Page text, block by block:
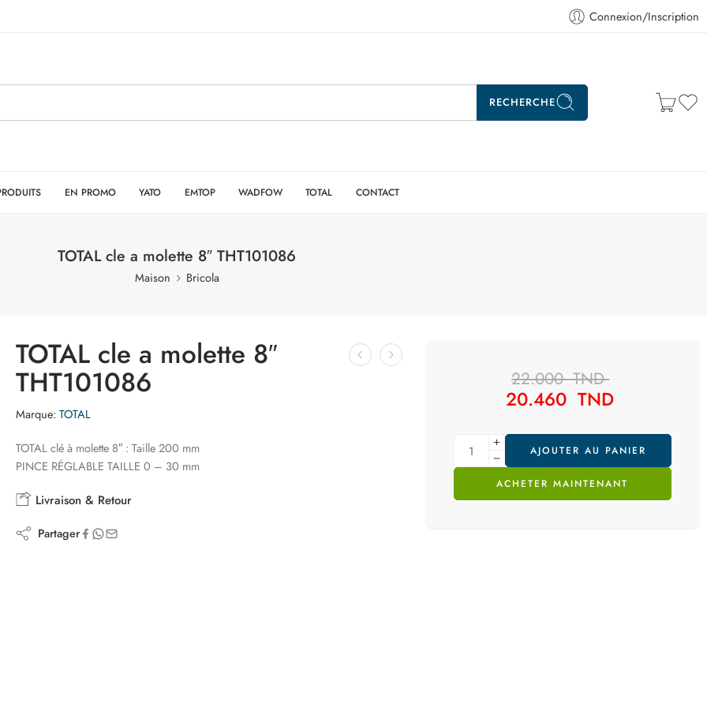
Connexion/Inscription
RECHERCHE
EN PROMO YATO EMTOP WADFOW TOTAL CONTACT
TOTAL cle a molette 8″ THT101086
Maison Bricola
TOTAL cle a molette 8″
THT101086
Marque: TOTAL
TOTAL clé à molette 8″ : Taille 200 mm
PINCE RÉGLABLE TAILLE 0 – 30 mm
Livraison & Retour
Partager
22.000TND
20.460 TND
AJOUTER AU PANIER
ACHETER MAINTENANT